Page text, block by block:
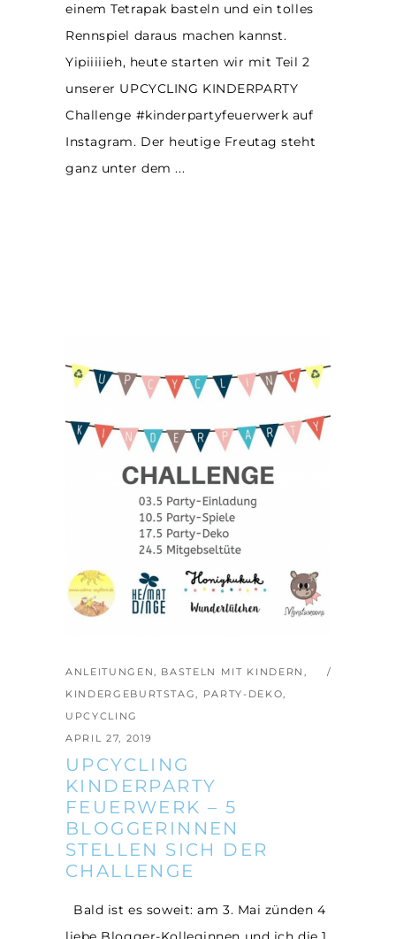
einem Tetrapak basteln und ein tolles
Rennspiel daraus machen kannst.
Yipiiiiieh, heute starten wir mit Teil 2
unserer UPCYCLING KINDERPARTY
Challenge #kinderpartyfeuerwerk auf
Instagram. Der heutige Freutag steht
ganz unter dem
ANLEITUNGEN, BASTELN MIT KINDERN ,
KINDERGEBURTSTAG, PARTY-DEKO,
UPCYCLING
APRIL 27, 2019
UPCYCLING
KINDERPARTY
FEUERWERK – 5
BLOGGERINNEN
STELLEN SICH DER
CHALLENGE
Bald ist es soweit: am 3. Mai zünden 4